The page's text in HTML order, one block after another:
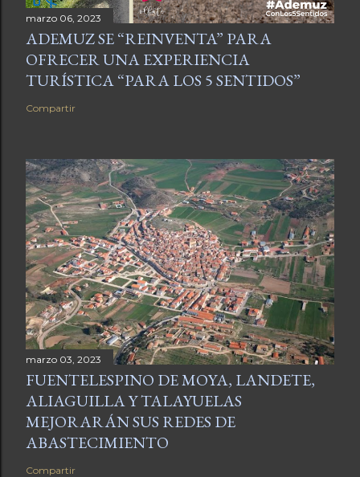
marzo 06, 2023
ADEMUZ SE “REINVENTA” PARA
OFRECER UNA EXPERIENCIA
TURÍSTICA “PARA LOS 5 SENTIDOS”
Compartir
marzo 03, 2023
FUENTELESPINO DE MOYA, LANDETE,
ALIAGUILLA Y TALAYUELAS
MEJORARÁN SUS REDES DE
ABASTECIMIENTO
Compartir